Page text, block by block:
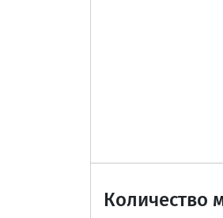
Количество